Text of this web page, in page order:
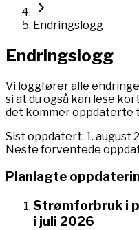
Endringslogg
Endringslogg
Vi loggfører alle
si at du også kan lese
det kommer oppdaterte
Sist oppdatert: 1. august
Neste forventede
Planlagte
Strømforbruk i
i juli 2026